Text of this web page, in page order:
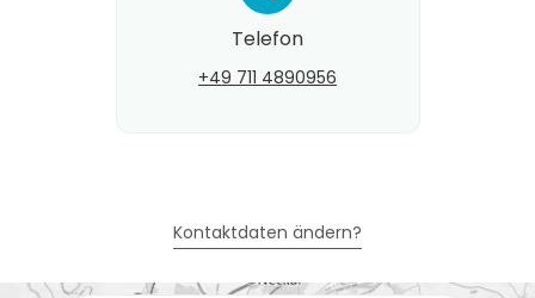
Telefon
+49 711 4890956
Kontaktdaten ändern?